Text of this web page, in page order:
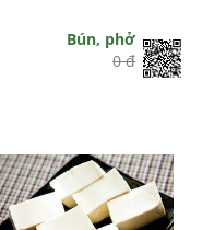
Bún, phở
0 đ